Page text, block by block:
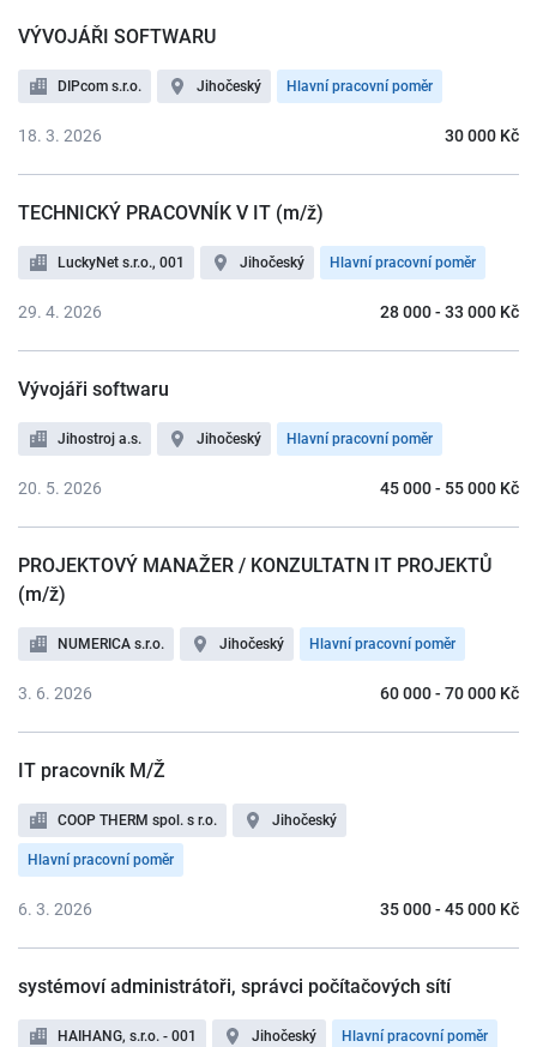
VÝVOJÁŘI SOFTWARU
DIPcom s.r.o. Jihočeský Hlavní pracovní poměr
30 000 Kč
18. 3. 2026
TECHNICKÝ PRACOVNÍK V IT (m/ž)
LuckyNet s.r.o., 001 Jihočeský Hlavní pracovní poměr
28 000 - 33 000 Kč
29. 4. 2026
Vývojáři softwaru
Jihostroj a.s. Jihočeský Hlavní pracovní poměr
45 000 - 55 000 Kč
20. 5. 2026
PROJEKTOVÝ MANAŽER / KONZULTATN IT PROJEKTŮ
(m/ž)
NUMERICA s.r.o. Jihočeský Hlavní pracovní poměr
60 000 - 70 000 Kč
3. 6. 2026
IT pracovník M/Ž
COOP THERM spol. s r.o. Jihočeský
Hlavní pracovní poměr
35 000 - 45 000 Kč
6. 3. 2026
systémoví administrátoři, správci počítačových sítí
HAIHANG, s.r.o. - 001 Jihočeský Hlavní pracovní poměr